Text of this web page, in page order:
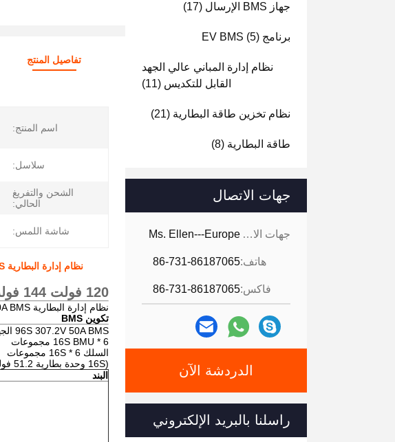
جهاز BMS الإرسال (17)
برنامج EV BMS (5)
نظام إدارة المباني عالي الجهد
القابل للتكديس (11)
نظام تخزين طاقة البطارية (21)
طاقة البطارية (8)
جهات الاتصال
جهات الاتصال: Ms. Ellen---Europe
هاتف:86-731-86187065
فاكس:86-731-86187065
الدردشة الآن
راسلنا بالبريد الإلكتروني
تفاصيل المنتج
اسم المنتج:
سلاسل:
الشحن والتفريغ
الحالي:
شاشة اللمس:
نظام إدارة البطارية 96S BMS Lifepo4 BMS 120V 144V 192V 240V 384V 480V 50A BMS بالبث مع اتصال RS485 CAN
120 فولت 144 فولت 192 فولت 240 فولت 384 فولت 480 فولت 50 فولت BMS
نظام إدارة البطارية 96S BMS Lifepo4 BMS 120V 144V 192V 240V 384V 480V 50A BMS بالبث مع اتصال RS485 CAN
تكوين BMS
96S 307.2V 50A BMS الجهد العالي * 1 مجموعة
16S BMU * 6 مجموعات
السلك 16S * 6 مجموعات
(16S وحدة بطارية 51.2 فولت، 6 وحدات في سلسلة لنظام 96S 307.2 فولت 50A)
البند